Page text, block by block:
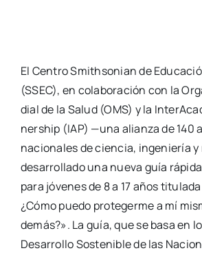
El Cen­tro Smith­so­nian de
(SSEC), en cola­bo­ra­ción con la
dial de la Salud (OMS) y la
nership (IAP) —una alian­za de 140
nacio­na­les de cien­cia, inge­nie­ría
desa­rro­lla­do una nue­va guía
para jóve­nes de 8 a 17 años
¿Cómo pue­do pro­te­ger­me a mí
demás?». La guía, que se basa en
Desa­rro­llo Sos­te­ni­ble de las